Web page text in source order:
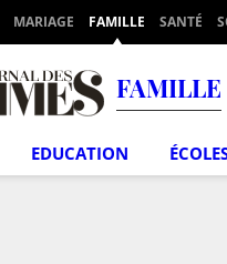
MARIAGE FAMILLE SANTÉ
FAMILLE
EDUCATION